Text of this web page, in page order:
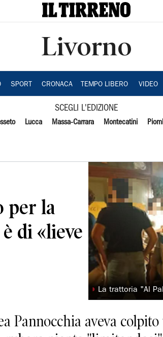
Livorno
SPORT CRONACA TEMPO LIBERO VIDEO
SCEGLI L'EDIZIONE
Lucca Massa-Carrara Montecatini
per la
di «lieve
◗ La trattoria "Al
Pannocchia aveva